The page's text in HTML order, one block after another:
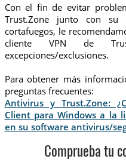
Con el fin de evitar
Trust.Zone junto con su
cortafuegos, le
cliente VPN de
excepciones/exclusiones.
Para obtener más
preguntas frecuentes:
Antivirus y Trust.Zone:
Client para Windows a la
en su software antivirus/
Comprueba tu